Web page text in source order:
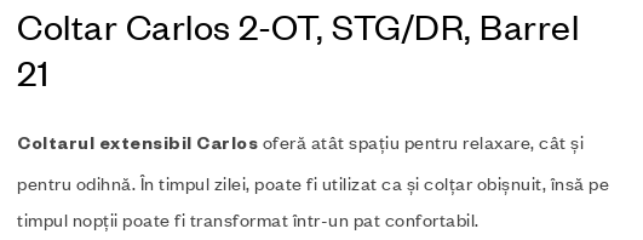
Coltar Carlos 2-OT, STG/DR, Barrel
21
Coltarul extensibil Carlos oferă atât spațiu pentru relaxare, cât și
pentru odihnă. În timpul zilei, poate fi utilizat ca și colțar obișnuit, însă pe
timpul nopții poate fi transformat într-un pat confortabil.